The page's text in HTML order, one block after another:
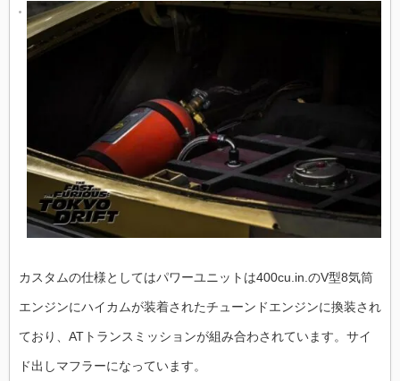
カスタムの仕様としてはパワーユニットは400cu.in.のV型8気筒
エンジンにハイカムが装着されたチューンドエンジンに換装され
ており、ATトランスミッションが組み合わされています。サイ
ド出しマフラーになっています。